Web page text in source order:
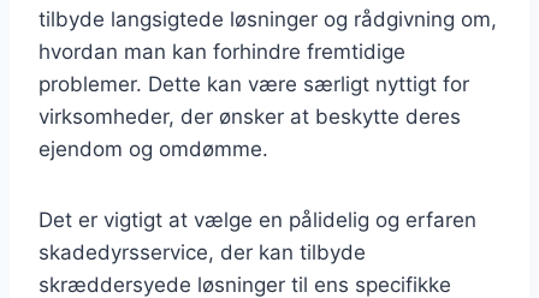
tilbyde langsigtede løsninger og rådgivning om,
hvordan man kan forhindre fremtidige
problemer. Dette kan være særligt nyttigt for
virksomheder, der ønsker at beskytte deres
ejendom og omdømme.
Det er vigtigt at vælge en pålidelig og erfaren
skadedyrsservice, der kan tilbyde
skræddersyede løsninger til ens specifikke